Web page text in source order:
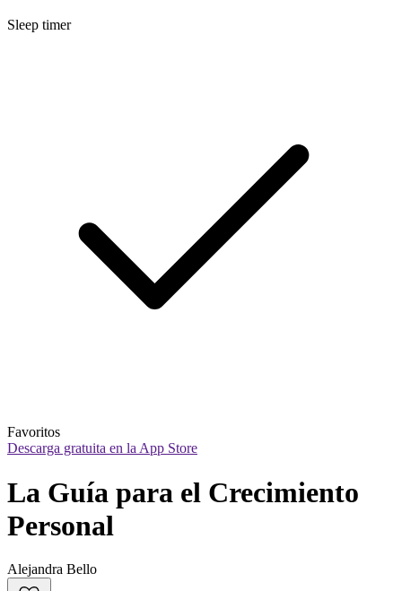
Sleep timer
Favoritos
Descarga gratuita en la App Store
La Guía para el Crecimiento
Personal
Alejandra Bello